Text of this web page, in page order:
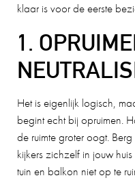
klaar is voor de eerste
1.
Het is eigenlijk logisch,
begint echt bij opruimen.
de ruimte groter oogt.
kijkers zichzelf in jouw
tuin en balkon niet op te